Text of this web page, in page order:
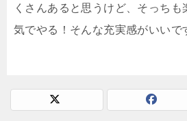
くさんあると思うけど、そっちも
気でやる！そんな充実感がいいで